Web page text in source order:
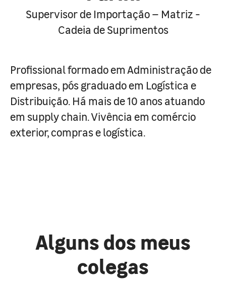
Supervisor de Importação – Matriz -
Cadeia de Suprimentos
Profissional formado em Administração de
empresas, pós graduado em Logística e
Distribuição. Há mais de 10 anos atuando
em supply chain. Vivência em comércio
exterior, compras e logística.
Alguns dos meus
colegas